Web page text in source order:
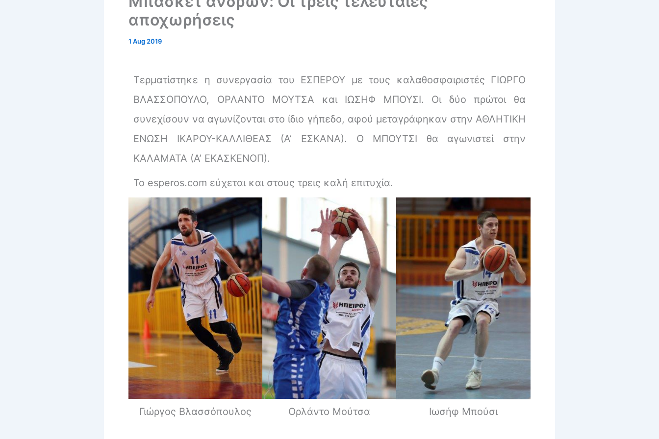
αποχωρήσεις
1 Aug 2019
Τερματίστηκε η συνεργασία του ΕΣΠΕΡΟΥ με τους καλαθοσφαιριστές ΓΙΩΡΓΟ
ΒΛΑΣΣΟΠΟΥΛΟ, ΟΡΛΑΝΤΟ ΜΟΥΤΣΑ και ΙΩΣΗΦ ΜΠΟΥΣΙ. Οι δύο πρώτοι θα
συνεχίσουν να αγωνίζονται στο ίδιο γήπεδο, αφού μεταγράφηκαν στην ΑΘΛΗΤΙΚΗ
ΕΝΩΣΗ ΙΚΑΡΟΥ-ΚΑΛΛΙΘΕΑΣ (Α’ ΕΣΚΑΝΑ). Ο ΜΠΟΥΤΣΙ θα αγωνιστεί στην
ΚΑΛΑΜΑΤΑ (Α’ ΕΚΑΣΚΕΝΟΠ).
Το esperos.com εύχεται και στους τρεις καλή επιτυχία.
Γιώργος Βλασσόπουλος Ορλάντο Μούτσα Ιωσήφ Μπούσι